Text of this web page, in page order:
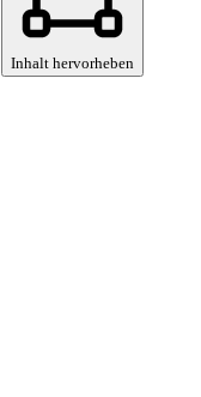
Inhalt hervorheben